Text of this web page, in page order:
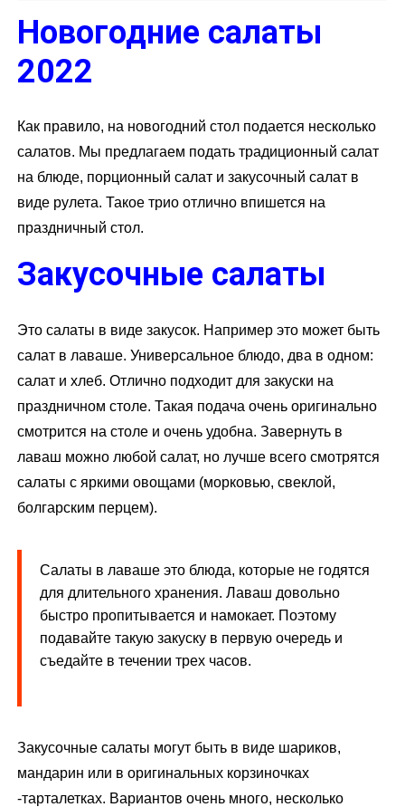
Новогодние салаты
2022
Как правило, на новогодний стол подается несколько
салатов. Мы предлагаем подать традиционный салат
на блюде, порционный салат и закусочный салат в
виде рулета. Такое трио отлично впишется на
праздничный стол.
Закусочные салаты
Это салаты в виде закусок. Например это может быть
салат в лаваше. Универсальное блюдо, два в одном:
салат и хлеб. Отлично подходит для закуски на
праздничном столе. Такая подача очень оригинально
смотрится на столе и очень удобна. Завернуть в
лаваш можно любой салат, но лучше всего смотрятся
салаты с яркими овощами (морковью, свеклой,
болгарским перцем).
Салаты в лаваше это блюда, которые не годятся
для длительного хранения. Лаваш довольно
быстро пропитывается и намокает. Поэтому
подавайте такую закуску в первую очередь и
съедайте в течении трех часов.
Закусочные салаты могут быть в виде шариков,
мандарин или в оригинальных корзиночках
-тарталетках. Вариантов очень много, несколько